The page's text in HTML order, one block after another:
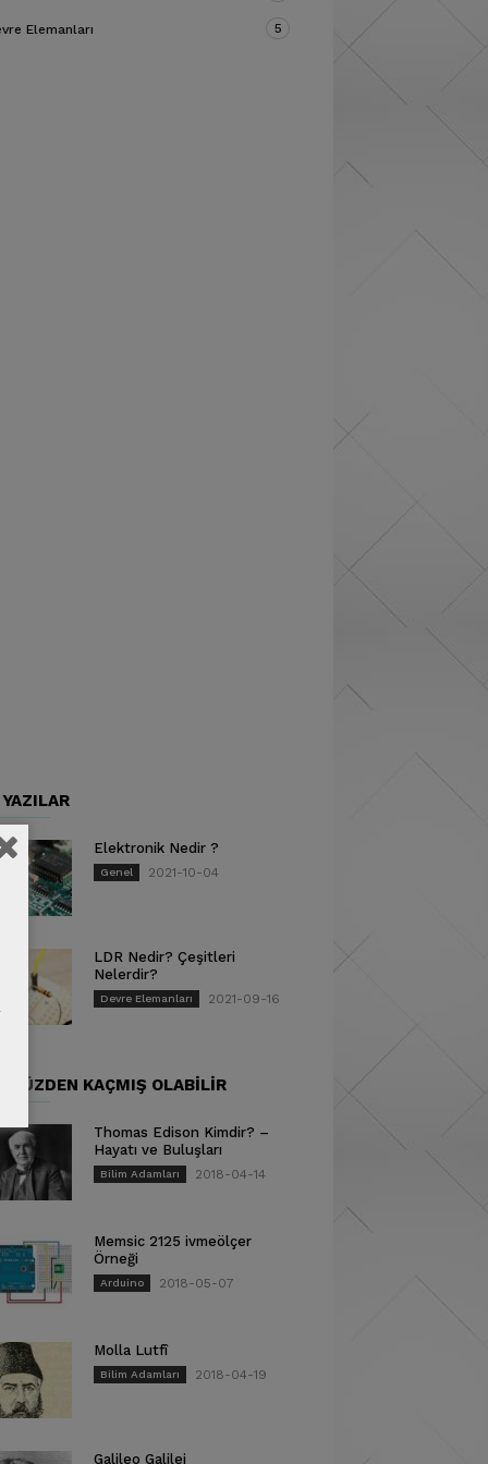
Elemanları 5
Elektronik Nedir ?
Genel 2021-10-04
LDR Nedir? Çeşitleri
Nelerdir?
Devre Elemanları 2021-09-16
KAÇMIŞ OLABILIR
Thomas Edison Kimdir? –
Hayatı ve Buluşları
Bilim Adamları 2018-04-14
Memsic 2125 ivmeölçer
Örneği
Arduino 2018-05-07
Molla Lutfî
Bilim Adamları 2018-04-19
Galileo Galilei